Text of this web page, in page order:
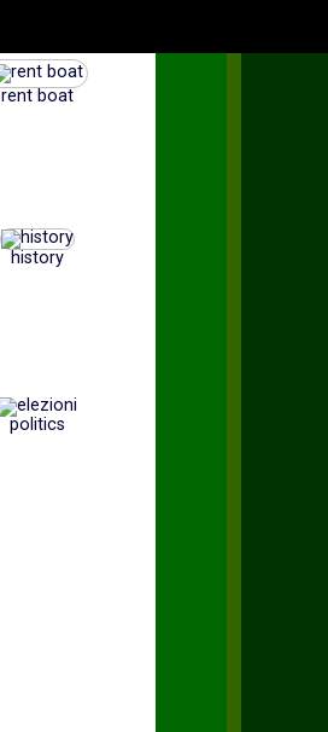
rent boat
history
politics